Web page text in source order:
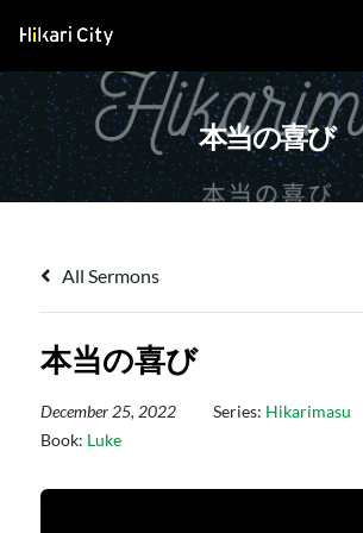
本当の喜び
All Sermons
本当の喜び
December 25, 2022 Series: Hikarimasu
Book: Luke